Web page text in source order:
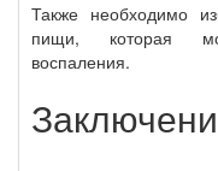
Также необходимо
пищи, которая
воспаления.